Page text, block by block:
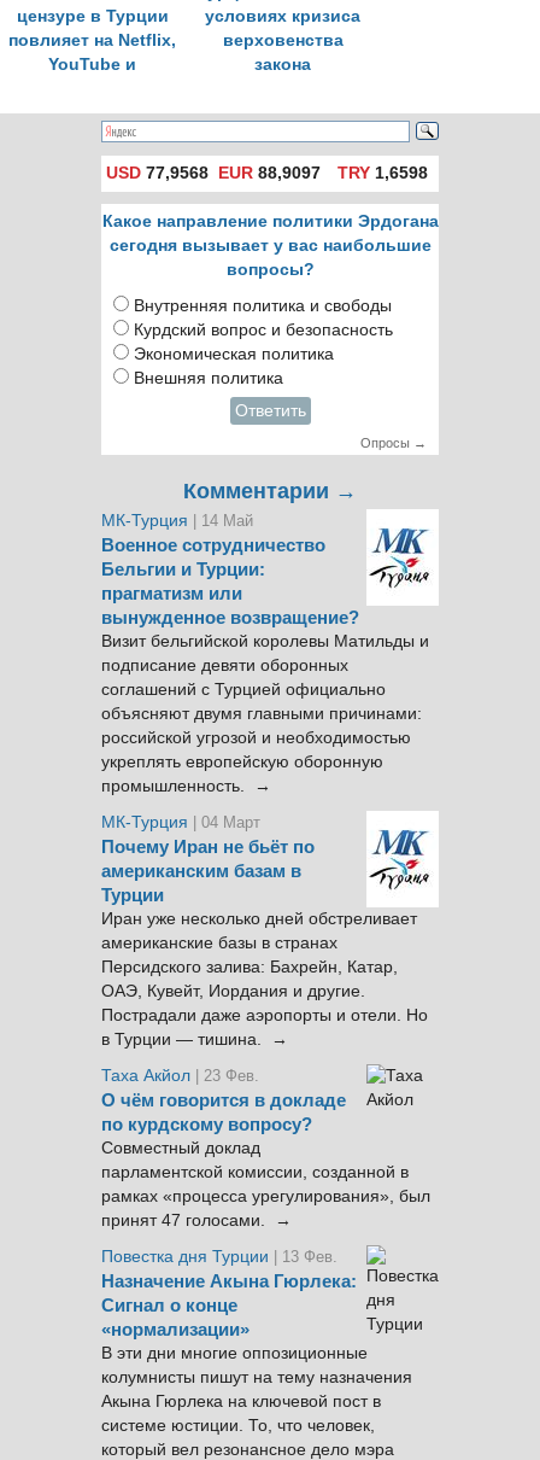
цензуре в Турции
повлияет на Netflix,
YouTube и
условиях кризиса
верховенства
закона
USD 77,9568 EUR 88,9097 TRY1,6598
Какое направление политики Эрдогана
сегодня вызывает у вас наибольшие
вопросы?
Внутренняя политика и свободы
Курдский вопрос и безопасность
Экономическая политика
Внешняя политика
Ответить
Опросы →
Комментарии →
МК-Турция | 14 Май
Военное сотрудничество
Бельгии и Турции:
прагматизм или
вынужденное возвращение?
Визит бельгийской королевы Матильды и
подписание девяти оборонных
соглашений с Турцией официально
объясняют двумя главными причинами:
российской угрозой и необходимостью
укреплять европейскую оборонную
промышленность. →
МК-Турция
| 04 Март
Почему Иран не бьёт по
американским базам в
Турции
Иран уже несколько дней обстреливает
американские базы в странах
Персидского залива: Бахрейн, Катар,
ОАЭ, Кувейт, Иордания и другие.
Пострадали даже аэропорты и отели. Но
в Турции — тишина. →
Таха Акйол | 23 Фев.
О чём говорится в докладе
по курдскому вопросу?
Совместный доклад
парламентской комиссии, созданной в
рамках «процесса урегулирования», был
принят 47 голосами. →
Повестка дня Турции
| 13 Фев.
Назначение Акына Гюрлека:
Сигнал о конце
«нормализации»
В эти дни многие оппозиционные
колумнисты пишут на тему назначения
Акына Гюрлека на ключевой пост в
системе юстиции. То, что человек,
который вел резонансное дело мэра